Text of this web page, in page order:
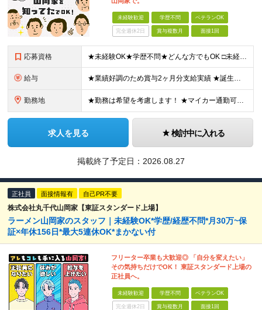
未経験歓迎 学歴不問 ベテランOK
完全週休2日 賞与複数月 面接1回
応募資格 ★未経験OK★学歴不問★どんな方でもOK □未経験・第二新卒・フリーター □ブランクがある方 □転職回数が気になる方 □飲食業界にチャレンジしたい方 「やってみたい」という気持ちがあれば、皆さん大
給与 ★業績好調のため賞与2ヶ月分支給実績 ★誕生日手当など手当充実 ★年2回昇給チャンス有＆入社1年で店長昇格可 ★残業代全額支給（1分単位で支給） 【週休3日制の場合】 月給25万8,960円以上（固
勤務地 ★勤務は希望を考慮します！ ★マイカー通勤可（駐車場完備） ★全国の各店舗で募集中！続々出店予定！ ～国内300店舗、47都道府県への展開を目標に出店中！～ ▼積極採用地域▼ ・中部（富山、石川、
求人を見る 検討中に入れる
掲載終了予定日： 2026.08.27
正社員 面接情報有 自己PR不要
株式会社丸千代山岡家【東証スタンダード上場】
ラーメン山岡家のスタッフ｜未経験OK*学歴/経歴不問*月30万~保
証×年休156日*最大5連休OK*まかない付
フリーター卒業も大歓迎◎ 「自分を変えたい」
その気持ちだけでOK！ 東証スタンダード上場の
正社員へ。
未経験歓迎 学歴不問 ベテランOK
完全週休2日 賞与複数月 面接1回